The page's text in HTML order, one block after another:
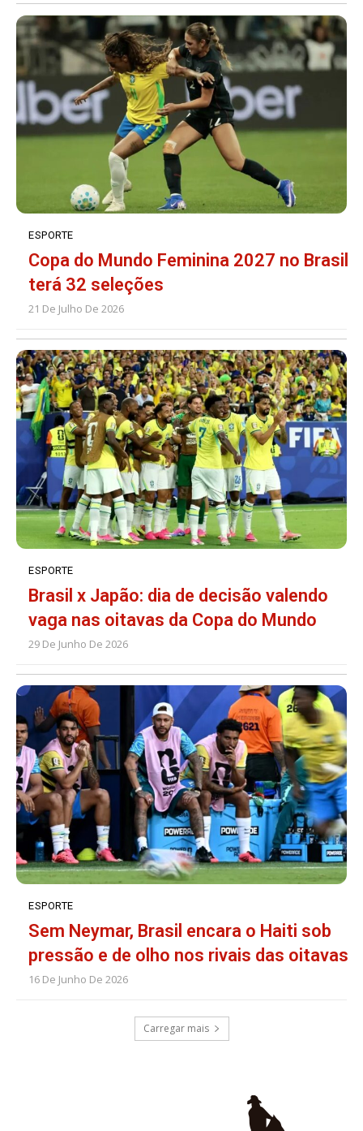
ESPORTE
Copa do Mundo Feminina 2027 no Brasil
terá 32 seleções
21 De Julho De 2026
ESPORTE
Brasil x Japão: dia de decisão valendo
vaga nas oitavas da Copa do Mundo
29 De Junho De 2026
ESPORTE
Sem Neymar, Brasil encara o Haiti sob
pressão e de olho nos rivais das oitavas
16 De Junho De 2026
Carregar mais